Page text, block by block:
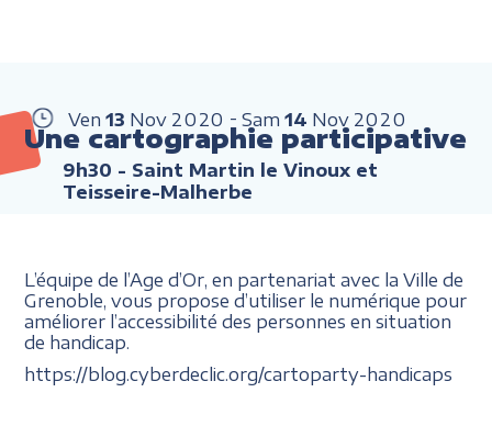
Ven 13 Nov 2020 Sam 14 Nov 2020
Une cartographie participative
9h30 - Saint Martin le Vinoux et
Teisseire-Malherbe
L’équipe de l’Age d’Or, en partenariat avec la Ville de
Grenoble, vous propose d’utiliser le numérique pour
améliorer l’accessibilité des personnes en situation
de handicap.
https://blog.cyberdeclic.org/cartoparty-handicaps